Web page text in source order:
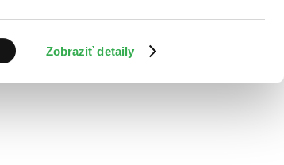
Zobraziť detaily